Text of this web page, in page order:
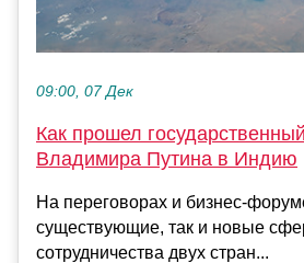
09:00, 07 Дек
Как прошел
Владимира Путина в Индию
На переговорах и бизнес-
существующие, так и новые
сотрудничества двух стран...